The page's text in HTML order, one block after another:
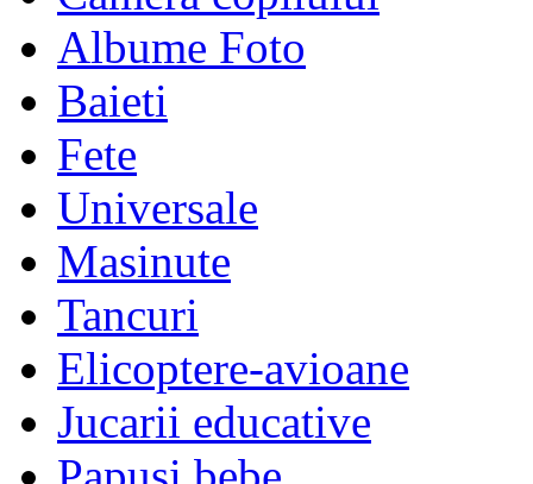
Albume Foto
Baieti
Fete
Universale
Masinute
Tancuri
Elicoptere-avioane
Jucarii educative